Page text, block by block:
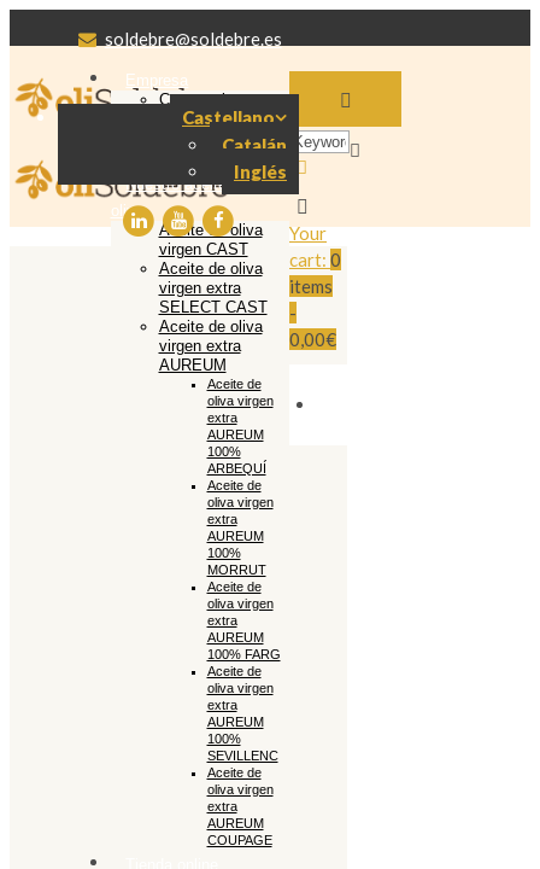
soldebre@soldebre.es
Castellano
Catalán
Inglés
Empresa
Cooperativa
Soldebre
Producción aceite
Nuestro aceite de
oliva
Aceite de oliva
virgen CAST
Aceite de oliva
virgen extra
SELECT CAST
Aceite de oliva
virgen extra
AUREUM
Aceite de
oliva virgen
extra
AUREUM
100%
ARBEQUÍ
Aceite de
oliva virgen
extra
AUREUM
100%
MORRUT
Aceite de
oliva virgen
extra
AUREUM
100% FARG
Aceite de
oliva virgen
extra
AUREUM
100%
SEVILLENC
Aceite de
oliva virgen
extra
AUREUM
COUPAGE
Your
cart: 0
items
-
0,00€